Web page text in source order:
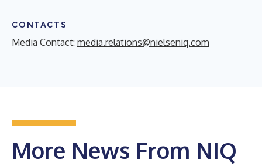
CONTACTS
Media Contact: media.relations@nielseniq.com
More News From NIQ